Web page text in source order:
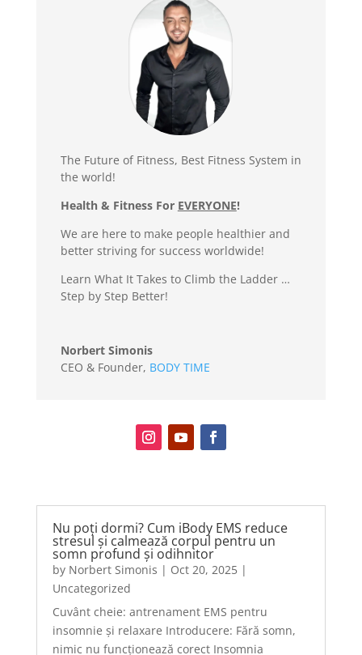
The Future of Fitness, Best Fitness System in
the world!
Health & Fitness For EVERYONE!
We are here to make people healthier and
better striving for success worldwide!
Learn What It Takes to Climb the Ladder …
Step by Step Better!
Norbert Simonis
CEO & Founder, BODY TIME
Nu poți dormi? Cum iBody EMS reduce
stresul și calmează corpul pentru un
somn profund și odihnitor
by Norbert Simonis | Oct 20, 2025|
Uncategorized
Cuvânt cheie: antrenament EMS pentru
insomnie și relaxare Introducere: Fără somn,
nimic nu funcționează corect Insomnia